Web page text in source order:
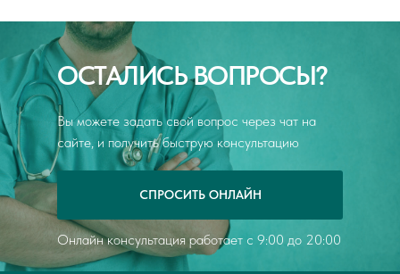
Сергеевне повторно, если вдруг потребуется. По
моему мнению, данного доктора однозначно
можно порекомендовать своим знакомым и
другим пациентам при необходимости.
ОСТАЛИСЬ ВОПРОСЫ?
Вы можете задать свой вопрос через чат на
сайте, и получить быструю консультацию
Онлайн консультация работает с 9:00 до 20:00
СПРОСИТЬ ОНЛАЙН